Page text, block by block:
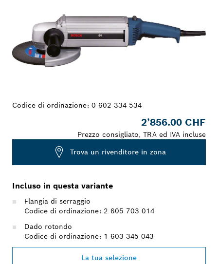
Codice di ordinazione: 0 602 334 534
2’856.00 CHF
Prezzo consigliato, TRA ed IVA incluse
Trova un rivenditore in zona
Incluso in questa variante
Flangia di serraggio
Codice di ordinazione: 2 605 703 014
Dado rotondo
Codice di ordinazione: 1 603 345 043
La tua selezione